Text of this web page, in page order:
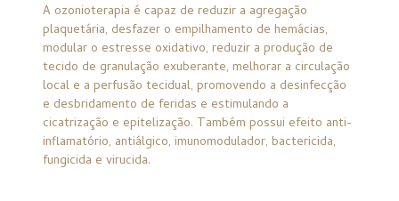
A ozonioterapia é capaz de reduzir a agregação
plaquetária, desfazer o empilhamento de hemácias,
modular o estresse oxidativo, reduzir a produção de
tecido de granulação exuberante, melhorar a circulação
local e a perfusão tecidual, promovendo a desinfecção
e desbridamento de feridas e estimulando a
cicatrização e epitelização. Também possui efeito anti-
inflamatório, antiálgico, imunomodulador, bactericida,
fungicida e virucida.